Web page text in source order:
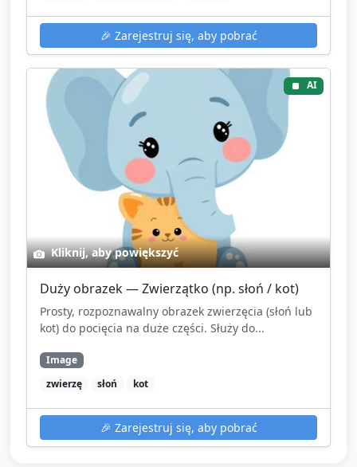
🎉 Zarejestruj się, aby pobrać
AI
Kliknij, aby powiększyć
Duży obrazek — Zwierzątko (np. słoń / kot)
Prosty, rozpoznawalny obrazek zwierzęcia (słoń lub
kot) do pocięcia na duże części. Służy do...
Image
zwierzę
słoń kot
🎉 Zarejestruj się, aby pobrać